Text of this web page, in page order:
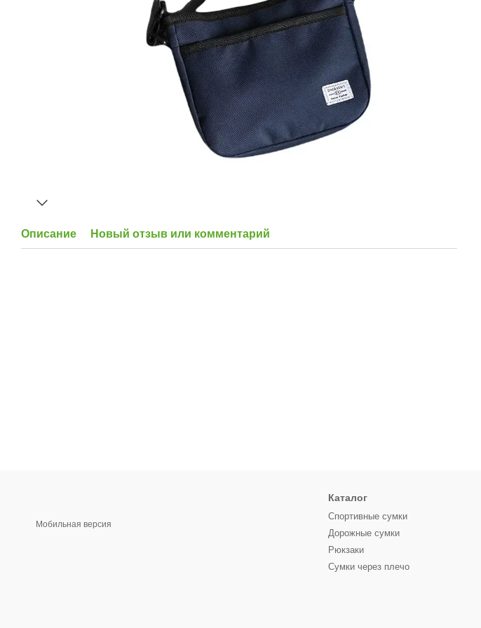
Описание Новый отзыв или комментарий
Мобильная версия
Каталог
Спортивные сумки
Дорожные сумки
Рюкзаки
Сумки через плечо